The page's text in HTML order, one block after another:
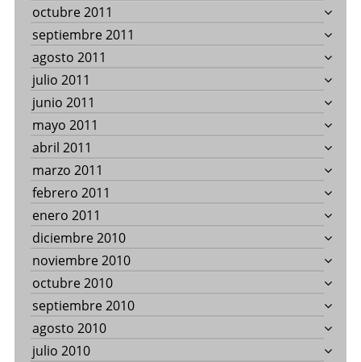
octubre 2011
septiembre 2011
agosto 2011
julio 2011
junio 2011
mayo 2011
abril 2011
marzo 2011
febrero 2011
enero 2011
diciembre 2010
noviembre 2010
octubre 2010
septiembre 2010
agosto 2010
julio 2010